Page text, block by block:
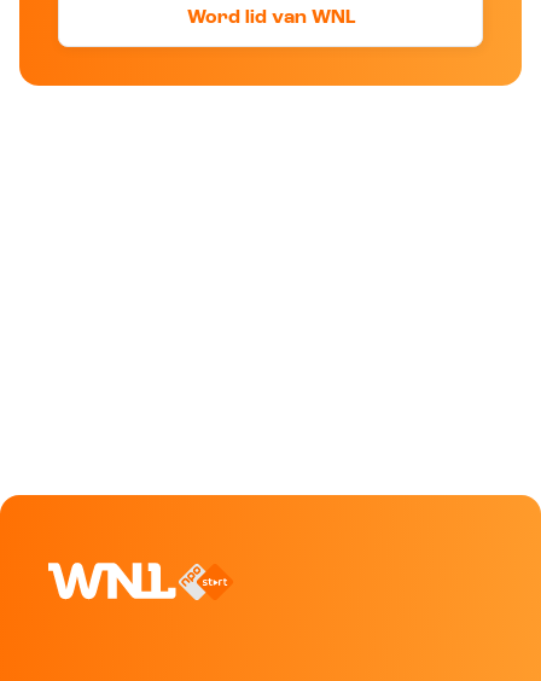
Word lid van WNL